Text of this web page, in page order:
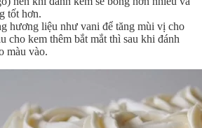
tốt hơn.
hương liệu như vani để tăng mùi vị cho
cho kem thêm bắt mắt thì sau khi đánh
màu vào.